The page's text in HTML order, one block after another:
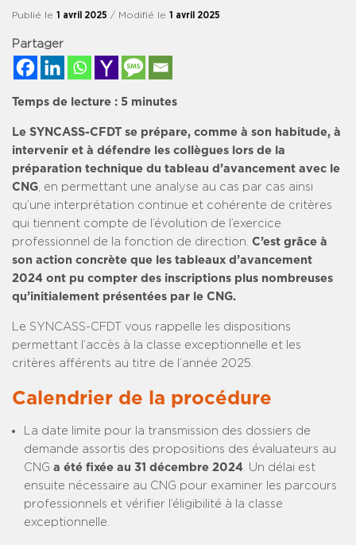
Publié le 1 avril 2025 / Modifié le 1 avril 2025
Partager
Temps de lecture : 5 minutes
Le SYNCASS-CFDT se prépare, comme à son habitude, à
intervenir et à défendre les collègues lors de la
préparation technique du tableau d’avancement avec le
CNG , en permettant une analyse au cas par cas ainsi
qu’une interprétation continue et cohérente de critères
qui tiennent compte de l’évolution de l’exercice
professionnel de la fonction de direction. C’est grâce à
son action concrète que les tableaux d’avancement
2024 ont pu compter des inscriptions plus nombreuses
qu’initialement présentées par le CNG.
Le SYNCASS-CFDT vous rappelle les dispositions
permettant l’accès à la classe exceptionnelle et les
critères afférents au titre de l’année 2025.
Calendrier de la procédure
La date limite pour la transmission des dossiers de
demande assortis des propositions des évaluateurs au
CNG a été fixée au 31 décembre 2024 . Un délai est
ensuite nécessaire au CNG pour examiner les parcours
professionnels et vérifier l’éligibilité à la classe
exceptionnelle.